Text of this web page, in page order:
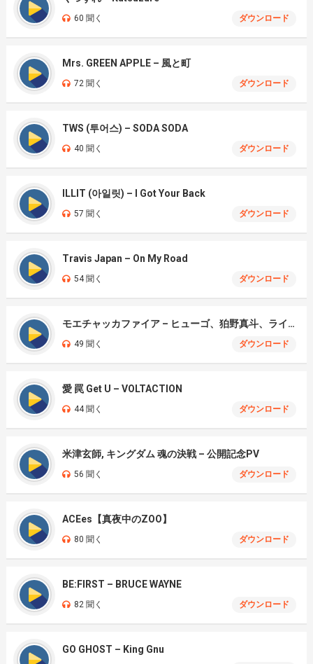
60 聞く ダウンロード
Mrs. GREEN APPLE – 風と町
72 聞く ダウンロード
TWS (투어스) – SODA SODA
40 聞く ダウンロード
ILLIT (아일릿) – I Got Your Back
57 聞く ダウンロード
Travis Japan – On My Road
54 聞く ダウンロード
モエチャッカファイア – ヒューゴ、狛野真斗、ライト、セヴェリアン (Cover )
49 聞く ダウンロード
愛 罠 Get U – VOLTACTION
44 聞く ダウンロード
米津玄師, キングダム 魂の決戦 – 公開記念PV
56 聞く ダウンロード
ACEes【真夜中のZOO】
80 聞く ダウンロード
BE:FIRST – BRUCE WAYNE
82 聞く ダウンロード
GO GHOST – King Gnu